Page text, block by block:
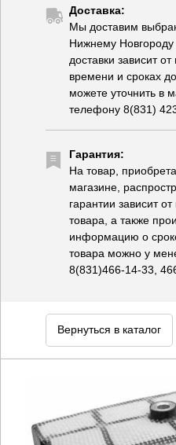
Доставка:
Мы доставим
Нижнему Новгороду
доставки зависит
времени и сроках
можете уточнить в
телефону 8(831)
Гарантия:
На товар,
магазине,
гарантии зависит
товара, а также
информацию о
товара можно у
8(831)466-14-33,
Вернуться в каталог